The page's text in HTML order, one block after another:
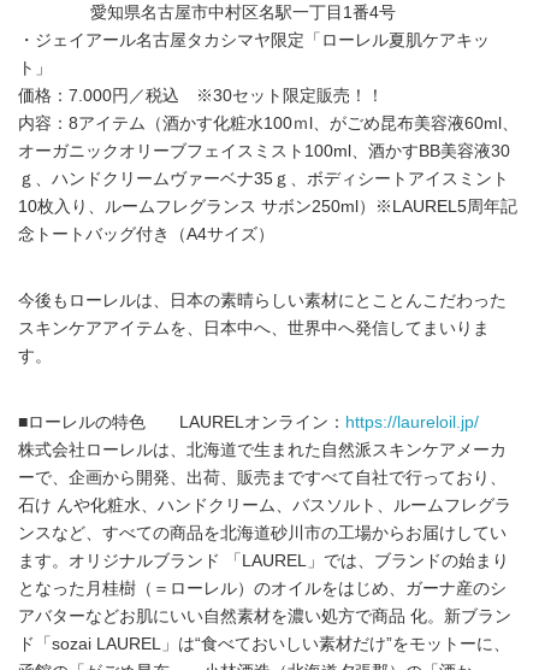
愛知県名古屋市中村区名駅一丁目1番4号
・ジェイアール名古屋タカシマヤ限定「ローレル夏肌ケアキッ
ト」
価格：7.000円／税込 ※30セット限定販売！！
内容：8アイテム（酒かす化粧水100ｍl、がごめ昆布美容液60ml、
オーガニックオリーブフェイスミスト100ml、酒かすBB美容液30
ｇ、ハンドクリームヴァーベナ35ｇ、ボディシートアイスミント
10枚入り、ルームフレグランス サボン250ml）※LAUREL5周年記
念トートバッグ付き（A4サイズ）
今後もローレルは、日本の素晴らしい素材にとことんこだわった
スキンケアアイテムを、日本中へ、世界中へ発信してまいりま
す。
■ローレルの特色 LAURELオンライン： https://laureloil.jp/
株式会社ローレルは、北海道で生まれた自然派スキンケアメーカ
ーで、企画から開発、出荷、販売まですべて自社で行っており、
石け んや化粧水、ハンドクリーム、バスソルト、ルームフレグラ
ンスなど、すべての商品を北海道砂川市の工場からお届けしてい
ます。オリジナルブランド 「LAUREL」では、ブランドの始まり
となった月桂樹（＝ローレル）のオイルをはじめ、ガーナ産のシ
アバターなどお肌にいい自然素材を濃い処方で商品 化。新ブラン
ド「sozai LAUREL」は“食べておいしい素材だけ”をモットーに、